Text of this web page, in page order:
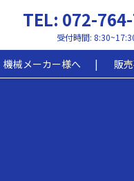
TEL: 072-
受付時間:
機械メーカー様へ 販